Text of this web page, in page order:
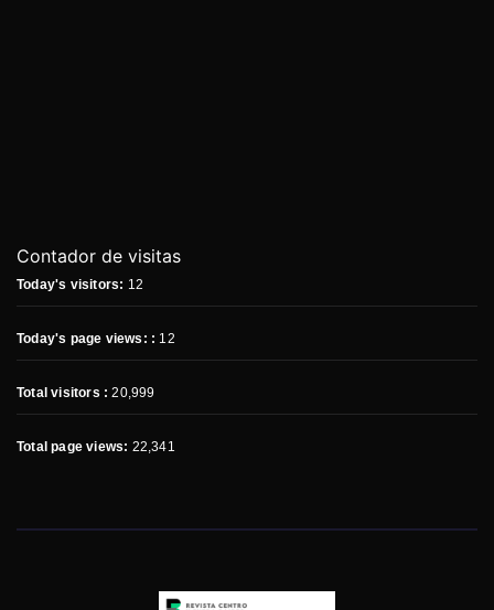
Contador de visitas
Today's visitors: 12
Today's page views: : 12
Total visitors :20,999
Total page views: 22,341